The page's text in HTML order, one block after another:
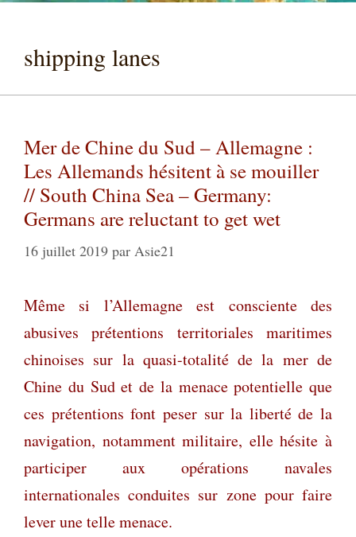
shipping lanes
Mer de Chine du Sud – Allemagne :
Les Allemands hésitent à se mouiller
// South China Sea – Germany:
Germans are reluctant to get wet
16 juillet 2019 par Asie21
Même si l’Allemagne est consciente des
abusives prétentions territoriales maritimes
chinoises sur la quasi-totalité de la mer de
Chine du Sud et de la menace potentielle que
ces prétentions font peser sur la liberté de la
navigation, notamment militaire, elle hésite à
participer aux opérations navales
internationales conduites sur zone pour faire
lever une telle menace.